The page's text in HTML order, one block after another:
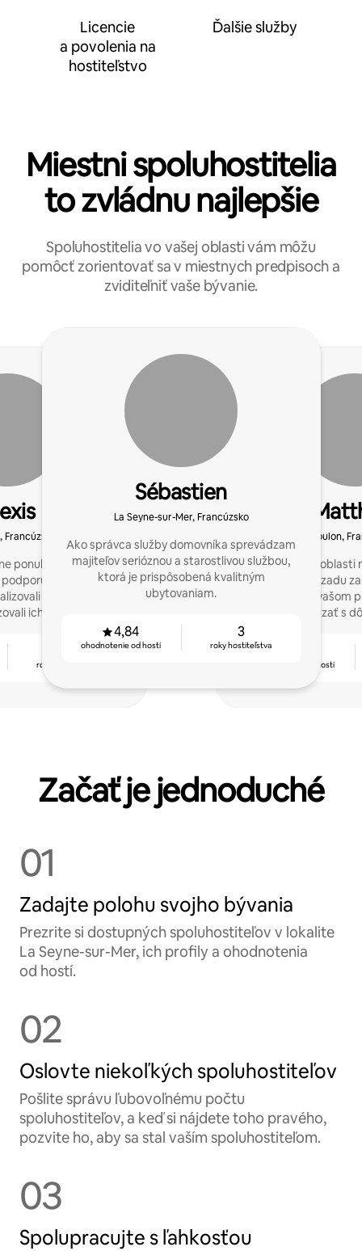
Licencie
a povolenia na
hostiteľstvo
Ďalšie služby
Miestni spoluhostitelia
to zvládnu najlepšie
Spoluhostitelia vo vašej oblasti vám môžu
pomôcť zorientovať sa v miestnych predpisoch a
zviditeľniť vaše bývanie.
ponuky s vynikajúcimi
ostatných
ich manažment
ich zisky.
roky hostiteľstva
Sébastien
La Seyne-sur-Mer, Francúzsko
Ako správca služby domovníka sprevádzam
majiteľov serióznou a starostlivou službou,
ktorá je prispôsobená kvalitným
ubytovaniam.
4,84
ohodnotenie od hostí
3
roky hostiteľstva
Toulon,
Po 10 rokoch v
pred roky dozadu
domovníka. Pri vašom
budem sprevádzať s
ohodnotenie od hostí
Začať je jednoduché
01
Zadajte polohu svojho bývania
Prezrite si dostupných spoluhostiteľov v lokalite
La Seyne-sur-Mer, ich profily a ohodnotenia
od hostí.
02
Oslovte niekoľkých spoluhostiteľov
Pošlite správu ľubovoľnému počtu
spoluhostiteľov, a keď si nájdete toho pravého,
pozvite ho, aby sa stal vaším spoluhostiteľom.
03
Spolupracujte s ľahkosťou